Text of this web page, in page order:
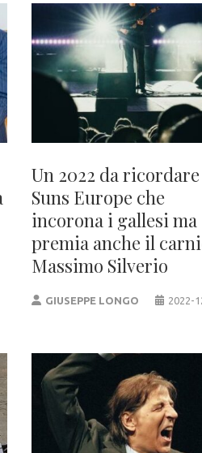
Un 2022 da
Suns Europe che
incorona i gallesi ma
premia anche il
Massimo Silverio
GIUSEPPE LONGO 2022-